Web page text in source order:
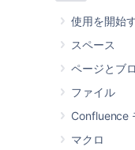
使用を開始
スペース
ページとブ
ファイル
Confluence
マクロ
クラウド
キー
このページで